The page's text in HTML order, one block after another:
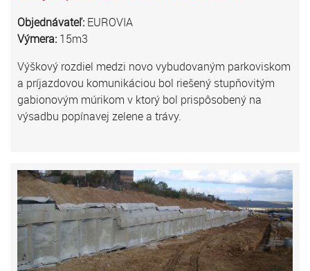
Objednávateľ: EUROVIA
Výmera: 15m3
Výškový rozdiel medzi novo vybudovaným parkoviskom
a príjazdovou komunikáciou bol riešený stupňovitým
gabionovým múrikom v ktorý bol prispôsobený na
výsadbu popínavej zelene a trávy.